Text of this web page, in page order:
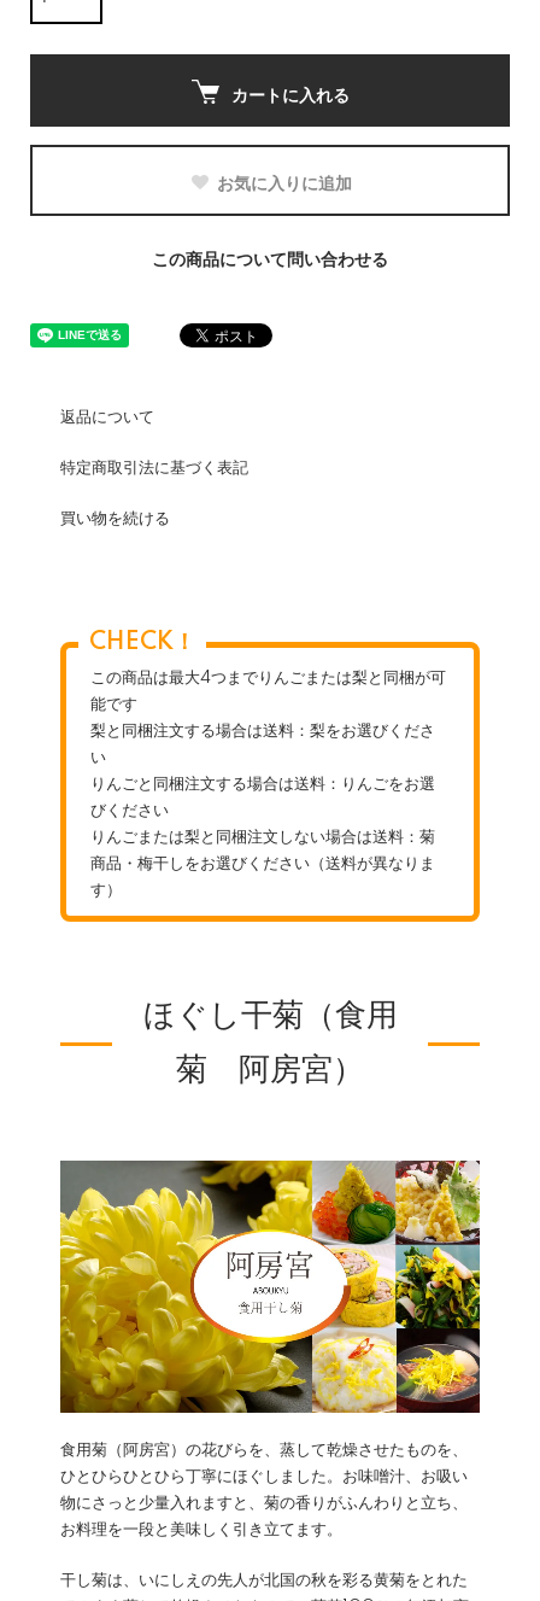
カートに入れる
お気に入りに追加
この商品について問い合わせる
返品について
特定商取引法に基づく表記
買い物を続ける
CHECK！
この商品は最大4つまでりんごまたは梨と同梱が可
能です
梨と同梱注文する場合は送料：梨をお選びくださ
い
りんごと同梱注文する場合は送料：りんごをお選
びください
りんごまたは梨と同梱注文しない場合は送料：菊
商品・梅干しをお選びください（送料が異なりま
す）
ほぐし干菊（食用
菊 阿房宮）
食用菊（阿房宮）の花びらを、蒸して乾燥させたものを、
ひとひらひとひら丁寧にほぐしました。お味噌汁、お吸い
物にさっと少量入れますと、菊の香りがふんわりと立ち、
お料理を一段と美味しく引き立てます。
干し菊は、いにしえの先人が北国の秋を彩る黄菊をとれた